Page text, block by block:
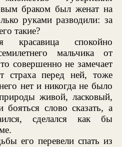
браком был женат на
руками разводили: за
такие?
спокойно
мальчика от
совершенно не замечает
страха перед ней, тоже
нет и никогда не было
живой, ласковый,
бояться слово сказать, а
сделался как бы
его перевели спать из